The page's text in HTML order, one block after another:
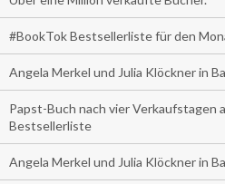
#BookTok Bestsellerliste für den
Angela Merkel und Julia Klöckner in
Papst-Buch nach vier Verkaufstagen
Bestsellerliste
Angela Merkel und Julia Klöckner in